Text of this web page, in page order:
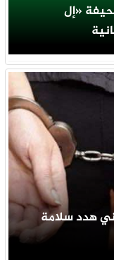
«إل
هدد سلامة